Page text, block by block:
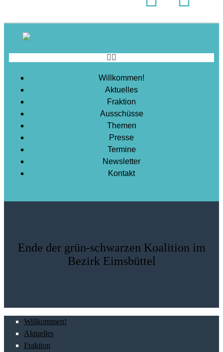
Stadtentwicklung
Wohnen
Willkommen!
Aktuelles
Fraktion
Ausschüsse
Themen
Presse
Termine
Newsletter
Kontakt
Ende der grün-schwarzen Koalition im
Bezirk Eimsbüttel
Willkommen!
Aktuelles
Fraktion